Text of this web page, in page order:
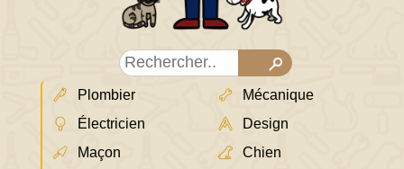
Plombier
Électricien
Maçon
Mécanique
Design
Chien